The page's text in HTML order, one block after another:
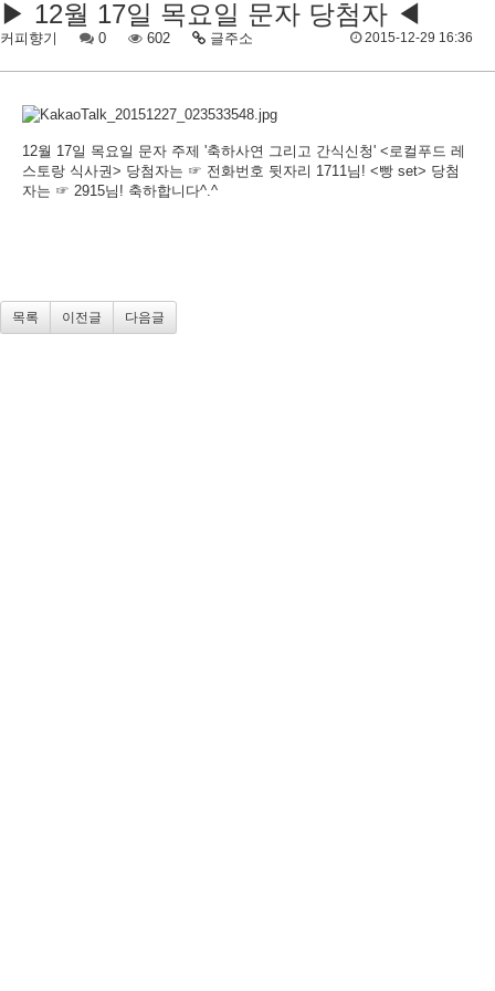
▶ 12월 17일 목요일 문자 당첨자 ◀
커피향기 0 602 글주소 2015-12-29 16:36
12월 17일 목요일 문자 주제 '축하사연 그리고 간식신청' <로컬푸드 레
스토랑 식사권> 당첨자는 ☞ 전화번호 뒷자리 1711님! <빵 set> 당첨
자는 ☞ 2915님! 축하합니다^.^
목록 이전글 다음글